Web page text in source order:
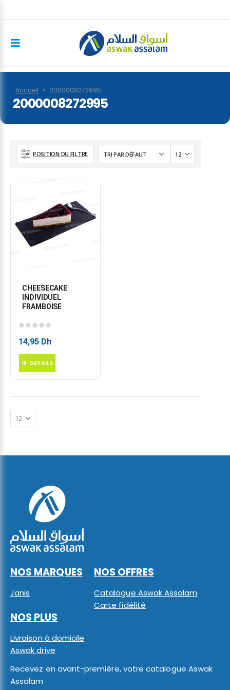
Accueil » 2000008272995
2000008272995
POSITION DU FILTRE
CHEESECAKE
INDIVIDUEL
FRAMBOISE
14,95 Dh
DETAILS
NOS MARQUES
Janis
NOS OFFRES
Catalogue Aswak Assalam
Carte fidélité
NOS PLUS
Livraison à domicile
Aswak drive
Recevez en avant-première, votre catalogue Aswak
Assalam